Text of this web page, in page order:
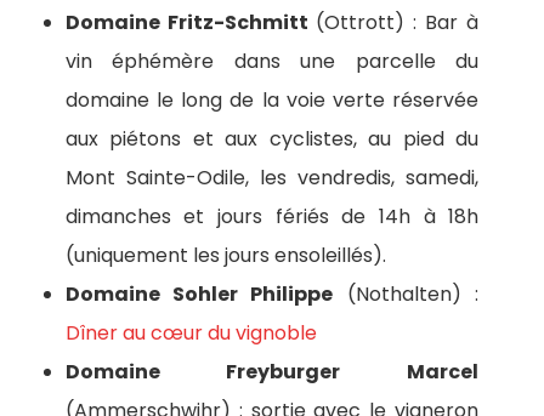
Domaine Fritz-Schmitt (Ottrott) : Bar à
vin éphémère dans une parcelle du
domaine le long de la voie verte réservée
aux piétons et aux cyclistes, au pied du
Mont Sainte-Odile, les vendredis, samedi,
dimanches et jours fériés de 14h à 18h
(uniquement les jours ensoleillés).
Domaine Sohler Philippe (Nothalten) :
Dîner au cœur du vignoble
Domaine Freyburger Marcel